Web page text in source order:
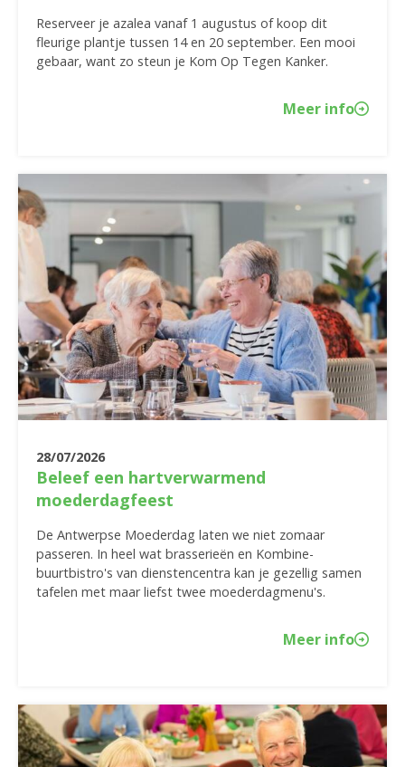
Reserveer je azalea vanaf 1 augustus of koop dit
fleurige plantje tussen 14 en 20 september. Een mooi
gebaar, want zo steun je Kom Op Tegen Kanker.
Meer info
28/07/2026
Beleef een hartverwarmend
moederdagfeest
De Antwerpse Moederdag laten we niet zomaar
passeren. In heel wat brasserieën en Kombine-
buurtbistro's van dienstencentra kan je gezellig samen
tafelen met maar liefst twee moederdagmenu's.
Meer info